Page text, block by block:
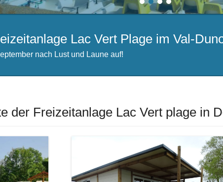
1 2 3 4
Lac Vert Plage im Val-
nach Lust und Laune auf!
der Freizeitanlage Lac Vert plage in